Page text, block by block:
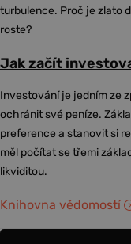
turbulence. Proč je zlato
roste?
Jak začít
Investování je jedním ze
ochránit své peníze.
preference a stanovit si
měl počítat se třemi
likviditou.
Knihovna vědomostí